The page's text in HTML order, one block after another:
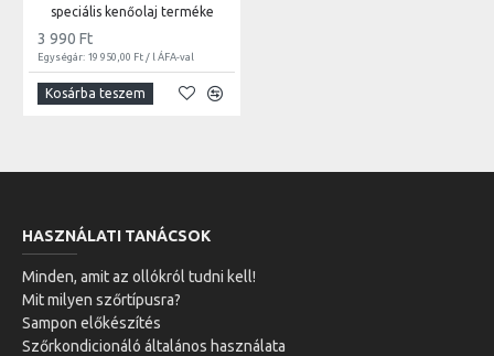
speciális kenőolaj terméke
3 990 Ft
Egységár: 19 950,00 Ft / l ÁFA-val
Kosárba teszem
HASZNÁLATI TANÁCSOK
Minden, amit az ollókról tudni kell!
Mit milyen szőrtípusra?
Sampon előkészítés
Szőrkondicionáló általános használata